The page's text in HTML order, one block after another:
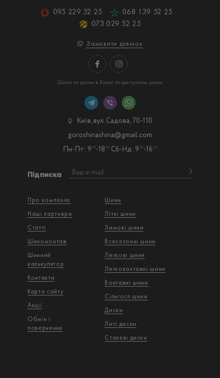
095 229 52 25
068 139 52 25
073 029 52 25
Замовити дзвінок
Шини та диски в Києві по доступним цінам
Про компанію
Наші партнери
Статті
Шиномонтаж
Шинний
калькулятор
Контакти
Карта сайту
Акції
Обмін і
повернення
Шини
Літні шини
Зимові шини
Всесезонні шини
Легкові шини
Легковантажнi шини
Вантажнi шини
Сільгосп шини
Диски
Литі диски
Сталеві диски
Підписка
Київ, вул. Садова, 70-110
Пн-Пт: 9 00-18 00 Сб-Нд: 9 00-16 00
goroshinashina@gmail.com